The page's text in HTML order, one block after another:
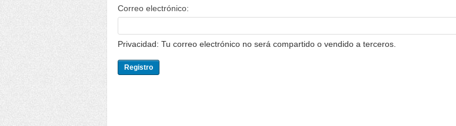
Correo electrónico:
Privacidad: Tu correo electrónico no será compartido o vendido a terceros.